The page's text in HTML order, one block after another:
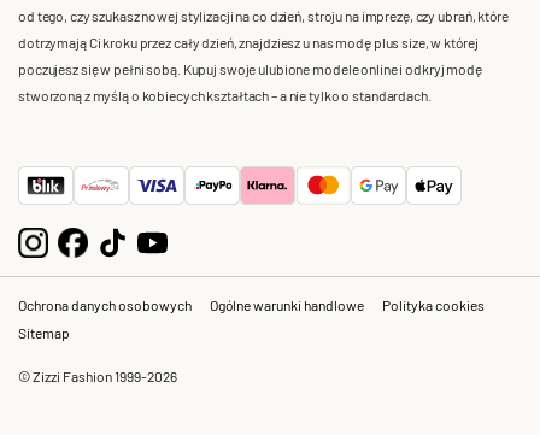
od tego, czy szukasz nowej stylizacji na co dzień, stroju na imprezę, czy ubrań, które
dotrzymają Ci kroku przez cały dzień, znajdziesz u nas modę plus size, w której
poczujesz się w pełni sobą. Kupuj swoje ulubione modele online i odkryj modę
stworzoną z myślą o kobiecych kształtach – a nie tylko o standardach.
Ochrona danych osobowych Ogólne warunki handlowe
Polityka cookies
Sitemap
© Zizzi Fashion 1999-2026